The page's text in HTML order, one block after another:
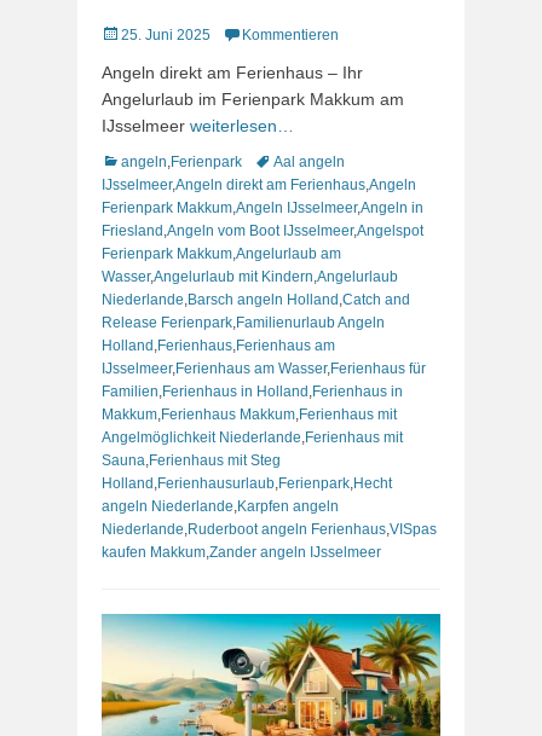
Veröffentlicht
25. Juni 2025 Kommentieren
Angeln direkt am Ferienhaus – Ihr
Angelurlaub im Ferienpark Makkum am
IJsselmeer weiterlesen…
Kategorien
angeln Ferienpark Schlagworte
Aal angeln
IJsselmeer,Angeln direkt am Ferienhaus Angeln
Ferienpark Makkum Angeln IJsselmeer,Angeln in
Friesland Angeln vom Boot IJsselmeer,Angelspot
Ferienpark Makkum Angelurlaub am
Wasser,Angelurlaub mit Kindern Angelurlaub
Niederlande Barsch angeln Holland Catch and
Release Ferienpark Familienurlaub Angeln
Holland Ferienhaus Ferienhaus am
IJsselmeer, Ferienhaus am Wasser, Ferienhaus für
Familien Ferienhaus in Holland Ferienhaus in
Makkum Ferienhaus Makkum Ferienhaus mit
Angelmöglichkeit Niederlande Ferienhaus mit
Sauna Ferienhaus mit Steg
Holland Ferienhausurlaub Ferienpark Hecht
angeln Niederlande Karpfen angeln
Niederlande Ruderboot angeln Ferienhaus VISpas
kaufen Makkum Zander angeln IJsselmeer